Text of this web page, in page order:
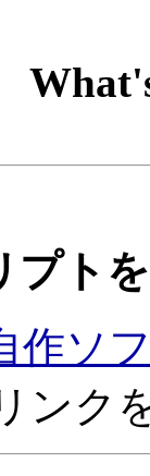
プト
作ソ
ンク